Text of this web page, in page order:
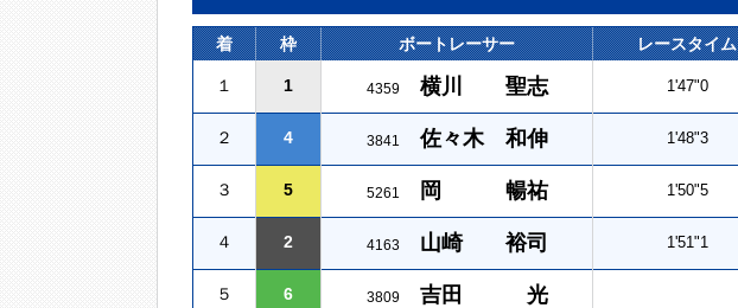
着 枠 ボートレーサー レースタイム
１ 1 4359 横川 聖志 1'47"0
２ 4 3841 佐々木 和伸 1'48"3
３ 5 5261 岡 暢祐 1'50"5
４ 2 4163 山崎 裕司 1'51"1
５ 6 3809 吉田 光